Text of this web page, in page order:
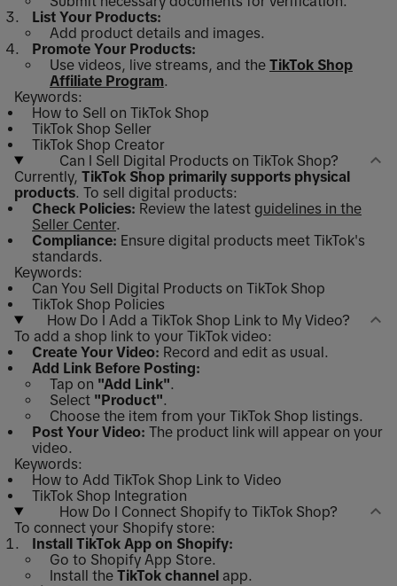
List Your Products:
Add product details and images.
Promote Your Products:
Use videos, live streams, and the TikTok Shop
Affiliate Program.
Keywords:
How to Sell on TikTok Shop
TikTok Shop Seller
TikTok Shop Creator
Can I Sell Digital Products on TikTok Shop?
Currently, TikTok Shop primarily supports physical
products. To sell digital products:
Check Policies: Review the latest guidelines in the
Seller Center.
Compliance: Ensure digital products meet TikTok's
standards.
Keywords:
Can You Sell Digital Products on TikTok Shop
TikTok Shop Policies
How Do I Add a TikTok Shop Link to My Video?
To add a shop link to your TikTok video:
Create Your Video: Record and edit as usual.
Add Link Before Posting:
Tap on "Add Link".
Select "Product".
Choose the item from your TikTok Shop listings.
Post Your Video: The product link will appear on your
video.
Keywords:
How to Add TikTok Shop Link to Video
TikTok Shop Integration
How Do I Connect Shopify to TikTok Shop?
To connect your Shopify store:
Install TikTok App on Shopify:
Go to Shopify App Store.
Install the TikTok channel app.